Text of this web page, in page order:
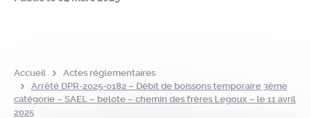
Accueil
Actes réglementaires
Arrêté DPR-2025-0182 – Débit de boissons temporaire 3ème
catégorie – SAEL – belote – chemin des frères Legoux – le 11 avril
2025